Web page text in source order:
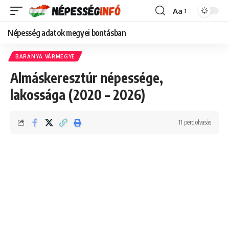
Font
Aa
Népesség adatok megyei bontásban
BARANYA VÁRMEGYE
Almáskeresztúr népessége,
lakossága (2020 – 2026)
11 perc olvasás